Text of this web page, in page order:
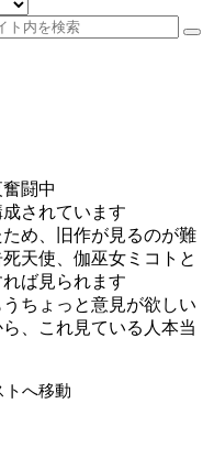
闘中
されています
め、旧作が見るのが難
天使、伽巫女ミコトと
ば見られます
ちょっと意見が欲しい
、これ見ている人本当
へ移動